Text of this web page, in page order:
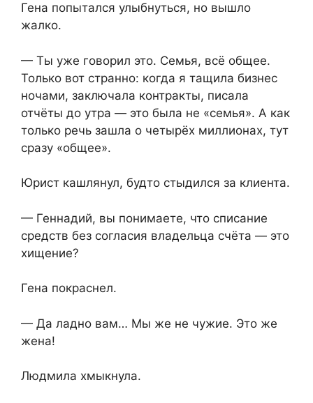
Гена попытался улыбнуться, но вышло
жалко.
— Ты уже говорил это. Семья, всё общее.
Только вот странно: когда я тащила бизнес
ночами, заключала контракты, писала
отчёты до утра — это была не «семья». А как
только речь зашла о четырёх миллионах, тут
сразу «общее».
Юрист кашлянул, будто стыдился за клиента.
— Геннадий, вы понимаете, что списание
средств без согласия владельца счёта — это
хищение?
Гена покраснел.
— Да ладно вам… Мы же не чужие. Это же
жена!
Людмила хмыкнула.